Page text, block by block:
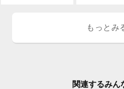
もっとみ
関連するみん